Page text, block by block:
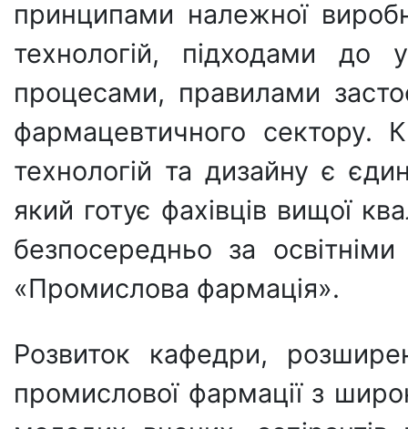
принципами належної
технологій, підходами до
процесами, правилами
фармацевтичного сектору.
технологій та дизайну є
який готує фахівців вищої
безпосередньо за
«Промислова фармація».
Розвиток кафедри,
промислової фармації з